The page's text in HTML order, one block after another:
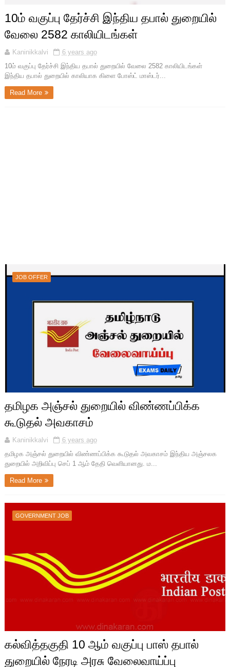
10ம் வகுப்பு தேர்ச்சி இந்திய தபால் துறையில்
வேலை 2582 காலியிடங்கள்
Kaninikkalvi
6 years ago
10ம் வகுப்பு தேர்ச்சி இந்திய தபால் துறையில் வேலை 2582 காலியிடங்கள்
இந்திய தபால் துறையில் காலியாக கிளை போஸ்ட் மாஸ்டர்...
Read More
JOB OFFER
தமிழக அஞ்சல் துறையில் விண்ணப்பிக்க
கூடுதல் அவகாசம்
Kaninikkalvi
6 years ago
தமிழக அஞ்சல் துறையில் விண்ணப்பிக்க கூடுதல் அவகாசம் இந்திய அஞ்சலக
துறையில் அறிவிப்பு செப் 1 ஆம் தேதி வெளியானது. ம...
Read More
GOVERNMENT JOB
கல்வித்தகுதி 10 ஆம் வகுப்பு பாஸ் தபால்
துறையில் நேரடி அரசு வேலைவாய்ப்பு